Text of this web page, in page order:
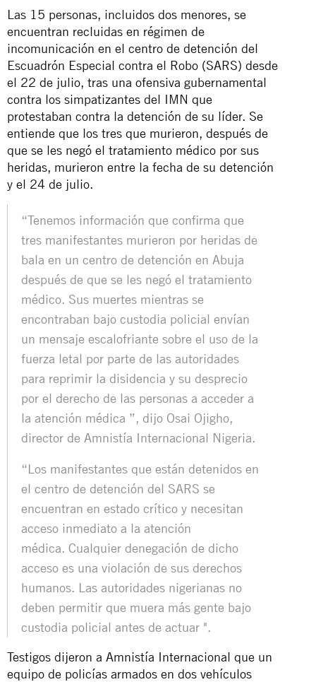
Las 15 personas, incluidos dos menores, se
encuentran recluidas en régimen de
incomunicación en el centro de detención del
Escuadrón Especial contra el Robo (SARS) desde
el 22 de julio, tras una ofensiva gubernamental
contra los simpatizantes del IMN que
protestaban contra la detención de su líder. Se
entiende que los tres que murieron, después de
que se les negó el tratamiento médico por sus
heridas, murieron entre la fecha de su detención
y el 24 de julio.
“Tenemos información que confirma que
tres manifestantes murieron por heridas de
bala en un centro de detención en Abuja
después de que se les negó el tratamiento
médico. Sus muertes mientras se
encontraban bajo custodia policial envían
un mensaje escalofriante sobre el uso de la
fuerza letal por parte de las autoridades
para reprimir la disidencia y su desprecio
por el derecho de las personas a acceder a
la atención médica ”, dijo Osai Ojigho,
director de Amnistía Internacional Nigeria.
“Los manifestantes que están detenidos en
el centro de detención del SARS se
encuentran en estado crítico y necesitan
acceso inmediato a la atención
médica. Cualquier denegación de dicho
acceso es una violación de sus derechos
humanos. Las autoridades nigerianas no
deben permitir que muera más gente bajo
custodia policial antes de actuar ".
Testigos dijeron a Amnistía Internacional que un
equipo de policías armados en dos vehículos